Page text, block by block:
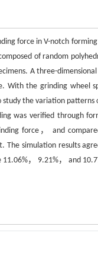
force in V-notch
of random
A three-
With the grinding wheel
the variation
was verified through
force， and
The simulation results
， 9.21%， and